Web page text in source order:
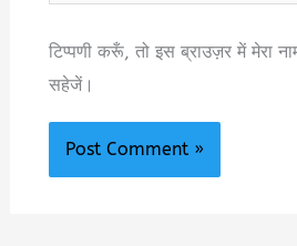
टिप्पणी करूँ, तो इस ब्राउज़र में मेरा
सहेजें।